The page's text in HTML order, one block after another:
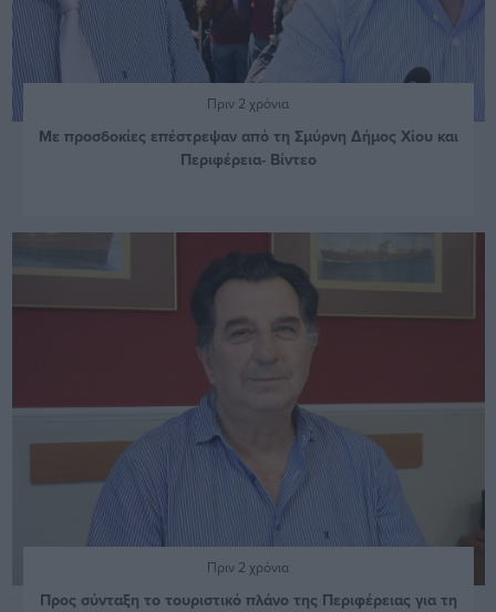
Πριν 2 χρόνια
Με προσδοκίες επέστρεψαν από τη Σμύρνη Δήμος Χίου και
Περιφέρεια- Βίντεο
Πριν 2 χρόνια
Προς σύνταξη το τουριστικό πλάνο της Περιφέρειας για τη